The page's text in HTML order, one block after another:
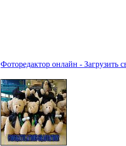
Фоторедактор онлайн - Загрузить